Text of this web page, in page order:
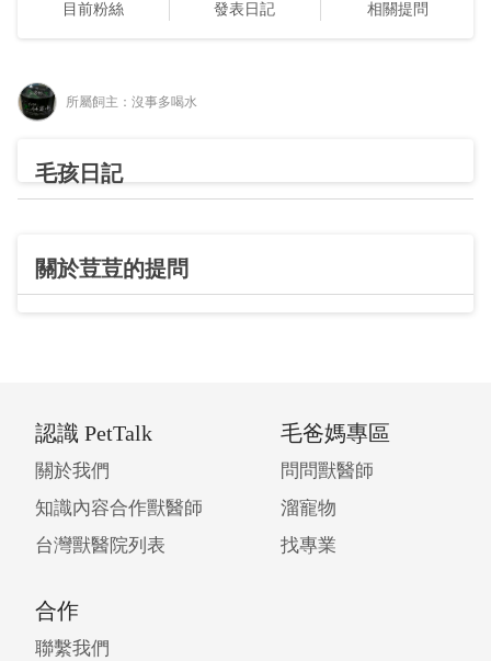
目前粉絲 發表日記 相關提問
所屬飼主：沒事多喝水
毛孩日記
關於荳荳的提問
認識 PetTalk
關於我們
知識內容合作獸醫師
台灣獸醫院列表
毛爸媽專區
問問獸醫師
溜寵物
找專業
合作
聯繫我們